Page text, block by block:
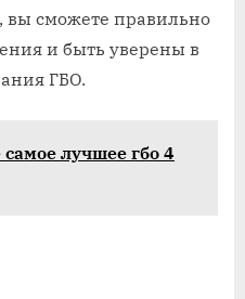
сможете правильно
и быть уверены в
ГБО.
лучшее гбо 4